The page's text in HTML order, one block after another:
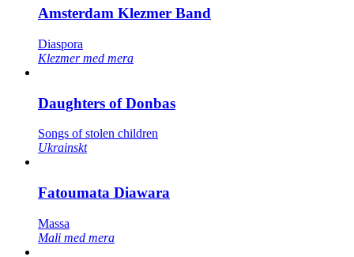
Amsterdam Klezmer Band
Diaspora
Klezmer med mera
Daughters of Donbas
Songs of stolen children
Ukrainskt
Fatoumata Diawara
Massa
Mali med mera